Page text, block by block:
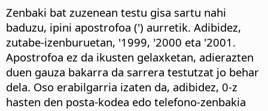
Zenbaki bat zuzenean testu gisa sartu nahi
baduzu, ipini apostrofoa (') aurretik. Adibidez,
zutabe-izenburuetan, '1999, '2000 eta '2001.
Apostrofoa ez da ikusten gelaxketan, adierazten
duen gauza bakarra da sarrera testutzat jo behar
dela. Oso erabilgarria izaten da, adibidez, 0-z
hasten den posta-kodea edo telefono-zenbakia